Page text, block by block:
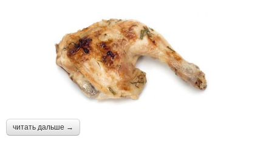
читать дальше →